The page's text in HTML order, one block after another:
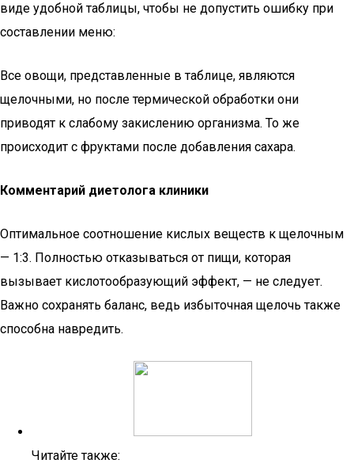
виде удобной таблицы, чтобы не допустить ошибку при
составлении меню:
Все овощи, представленные в таблице, являются
щелочными, но после термической обработки они
приводят к слабому закислению организма. То же
происходит с фруктами после добавления сахара.
Комментарий диетолога клиники
Оптимальное соотношение кислых веществ к щелочным
— 1:3. Полностью отказываться от пищи, которая
вызывает кислотообразующий эффект, — не следует.
Важно сохранять баланс, ведь избыточная щелочь также
способна навредить.
Читайте также: